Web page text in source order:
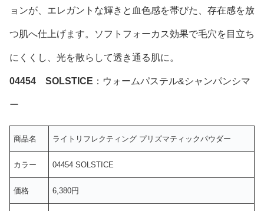
ョンが、エレガントな輝きと血色感を帯びた、存在感を放
つ肌へ仕上げます。ソフトフォーカス効果で毛穴を目立ち
にくくし、光を散らして透き通る肌に。
04454 SOLSTICE ：ウォームパステル&シャンパンシマ
ー
商品名 ライトリフレクティング プリズマティックパウダー
カラー 04454 SOLSTICE
価格 6,380円